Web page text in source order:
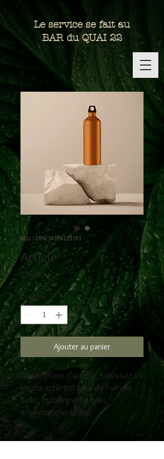
Le service se fait au
BAR du QUAI 22
SKU : 284215376135191
Article
130,00 €Prix
Quantité *
Ajouter au panier
Description d'article. Saisissez ici
les caractéristiques de l'article :
taille, matière et autres
informations utiles.
DÉTAILS D'ARTICLE